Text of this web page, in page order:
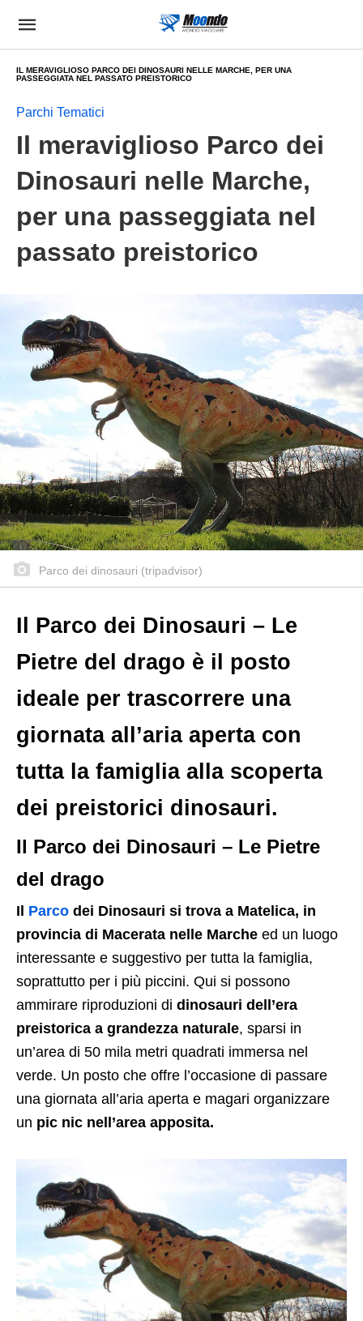
IL MERAVIGLIOSO PARCO DEI DINOSAURI NELLE MARCHE, PER UNA
PASSEGGIATA NEL PASSATO PREISTORICO
Parchi Tematici
Il meraviglioso Parco dei
Dinosauri nelle Marche,
per una passeggiata nel
passato preistorico
Parco dei dinosauri (tripadvisor)
Il Parco dei Dinosauri – Le
Pietre del drago è il posto
ideale per trascorrere una
giornata all’aria aperta con
tutta la famiglia alla scoperta
dei preistorici dinosauri.
Il Parco dei Dinosauri – Le Pietre
del drago
Il Parco dei Dinosauri si trova a Matelica, in
provincia di Macerata nelle Marche ed un luogo
interessante e suggestivo per tutta la famiglia,
soprattutto per i più piccini. Qui si possono
ammirare riproduzioni di dinosauri dell’era
preistorica a grandezza naturale, sparsi in
un’area di 50 mila metri quadrati immersa nel
verde. Un posto che offre l’occasione di passare
una giornata all’aria aperta e magari organizzare
un pic nic nell’area apposita.